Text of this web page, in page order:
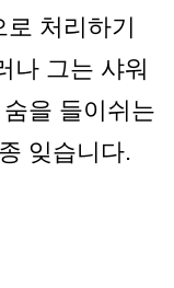
처리하기
나 그는 샤워
을 들이쉬는
잊습니다.